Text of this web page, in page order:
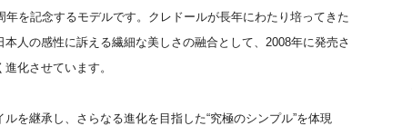
年を記念するモデルです。クレドールが長年にわたり培ってきた
人の感性に訴える繊細な美しさの融合として、2008年に発売さ
化させています。
ルを継承し、さらなる進化を目指した“究極のシンプル”を体現